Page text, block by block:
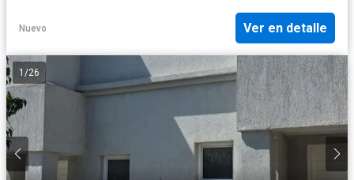
Nuevo Ver en detalle
1 /26